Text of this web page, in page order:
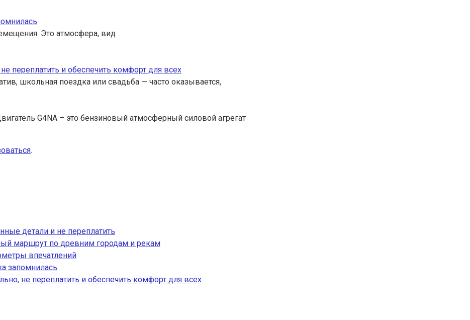
Это атмосфера, вид
переплатить и обеспечить комфорт для всех
школьная поездка или свадьба — часто оказывается,
G4NA – это бензиновый атмосферный силовой агрегат
.
детали и не переплатить
маршрут по древним городам и рекам
впечатлений
запомнилась
не переплатить и обеспечить комфорт для всех